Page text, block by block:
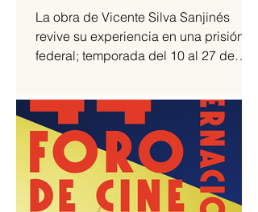
Guillermina Bravo
La obra de Vicente Silva Sanjinés
revive su experiencia en una prisión
federal; temporada del 10 al 27 de